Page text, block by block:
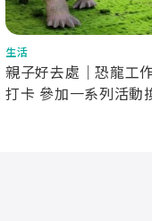
生活
親子好去處｜恐龍工
打卡 參加一系列活動